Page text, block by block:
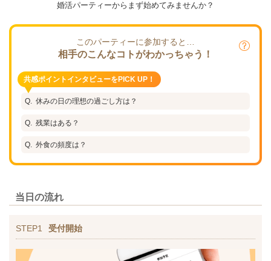
婚活パーティーからまず始めてみませんか？
このパーティーに参加すると…
相手のこんなコトがわかっちゃう！
共感ポイントインタビューをPICK UP！
休みの日の理想の過ごし方は？
残業はある？
外食の頻度は？
当日の流れ
STEP1 受付開始